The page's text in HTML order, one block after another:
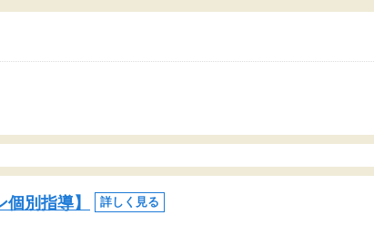
別指導】 詳しく見る